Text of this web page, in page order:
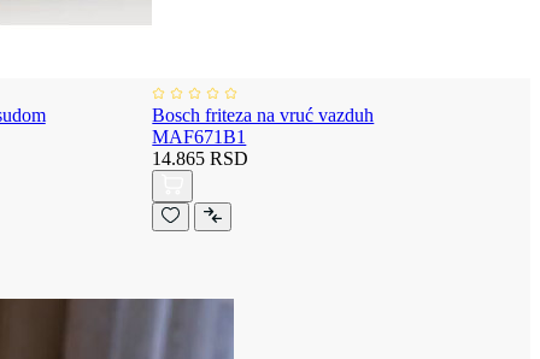
Bosch friteza na vruć vazduh
MAF671B1
14.865 RSD